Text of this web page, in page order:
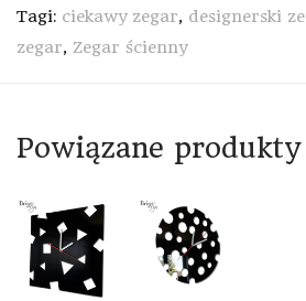
Tagi: ciekawy zegar, designerski
zegar, Zegar ścienny
Powiązane produkty